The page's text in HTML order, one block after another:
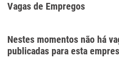
Vagas de Empregos
Nestes momentos não há
publicadas para esta